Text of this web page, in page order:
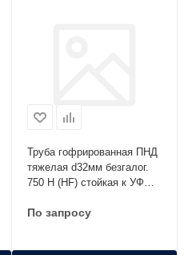
Труба гофрированная ПНД
тяжелая d32мм безгалог.
750 Н (HF) стойкая к УФ
PR.023241о
По запросу